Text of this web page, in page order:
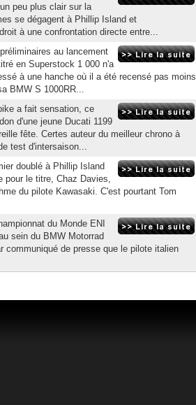
peu plus clair sur la
se dégagent à Phillip Island et
à une confrontation directe entre...
au lancement
en Superstock 1 000 n'a
à une hanche où il a été recensé pas moins
BMW S 1000RR...
a fait sensation, ce
d'une jeune Ducati 1199
fête. Certes auteur du meilleur chrono à
test d'intersaison...
doublé à Phillip Island
pour le titre, Chaz Davies,
du pilote Kawasaki. C'est pourtant Tom
du Monde ENI
sein du BMW Motorrad
communiqué de presse que le pilote italien